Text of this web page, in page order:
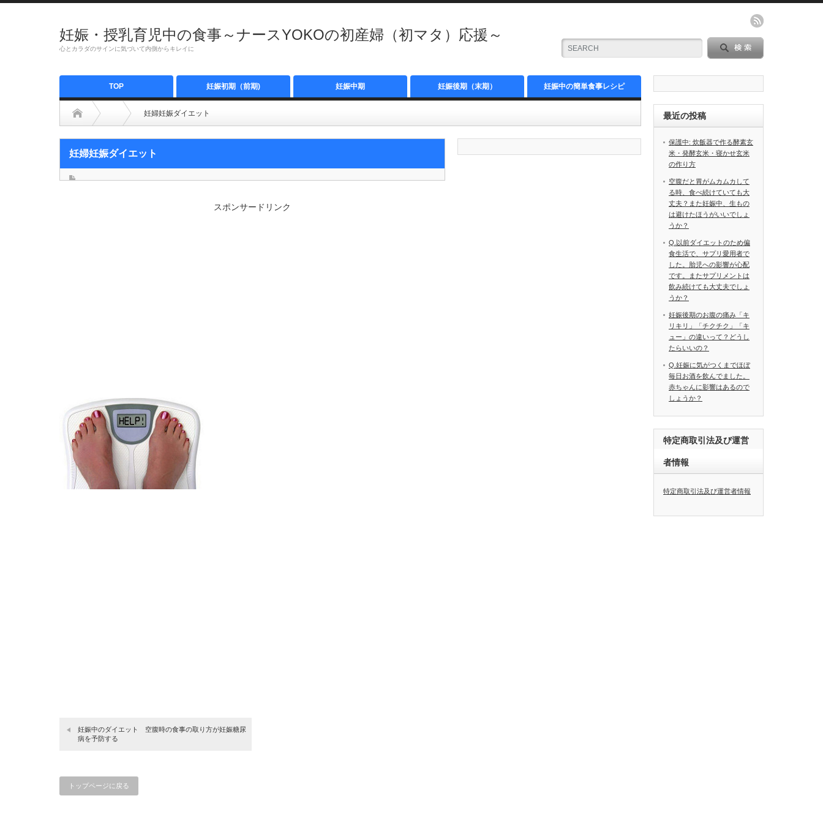
妊娠・授乳育児中の食事～ナースYOKOの初産婦（初マタ）応援～
心とカラダのサインに気づいて内側からキレイに
TOP 妊娠初期（前期) 妊娠中期 妊娠後期（末期） 妊娠中の簡単食事レシピ
妊婦妊娠ダイエット
妊婦妊娠ダイエット
スポンサードリンク
妊娠中のダイエット 空腹時の食事の取り方が妊娠糖尿
病を予防する
トップページに戻る
最近の投稿
保護中: 炊飯器で作る酵素玄
米・発酵玄米・寝かせ玄米
の作り方
空腹だと胃がムカムカして
る時、食べ続けていても大
丈夫？また妊娠中、生もの
は避けたほうがいいでしょ
うか？
Q.以前ダイエットのため偏
食生活で、サプリ愛用者で
した。胎児への影響が心配
です。またサプリメントは
飲み続けても大丈夫でしょ
うか？
妊娠後期のお腹の痛み「キ
リキリ」「チクチク」「キ
ュー」の違いって？どうし
たらいいの？
Q.妊娠に気がつくまでほぼ
毎日お酒を飲んでました。
赤ちゃんに影響はあるので
しょうか？
特定商取引法及び運営
者情報
特定商取引法及び運営者情報